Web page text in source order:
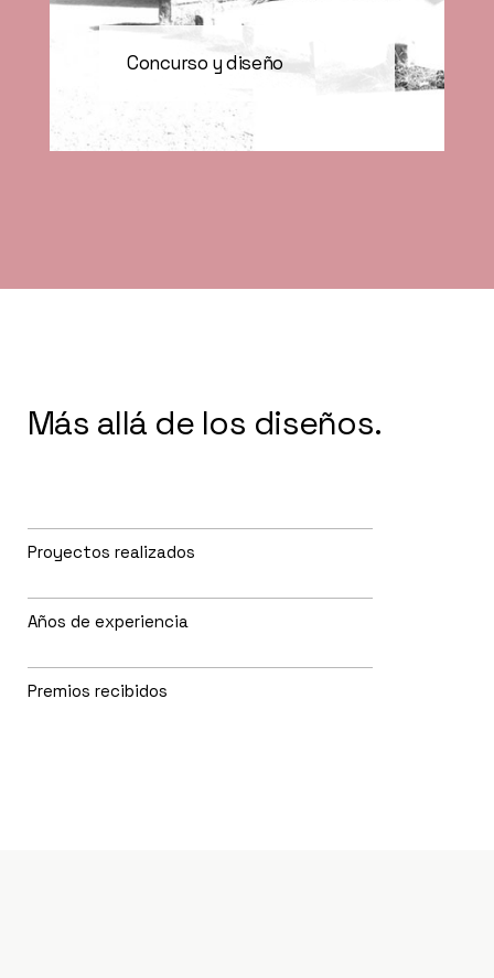
Concurso y diseño
Más allá de los diseños.
Proyectos realizados
Años de experiencia
Premios recibidos